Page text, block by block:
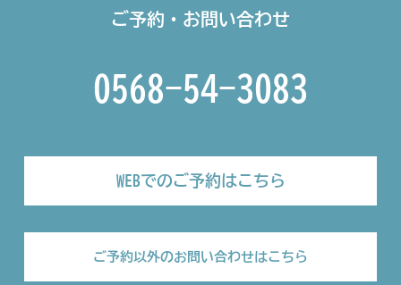
ご予約・お問い合わせ
0568-54-3083
WEBでのご予約はこちら
ご予約以外のお問い合わせはこちら